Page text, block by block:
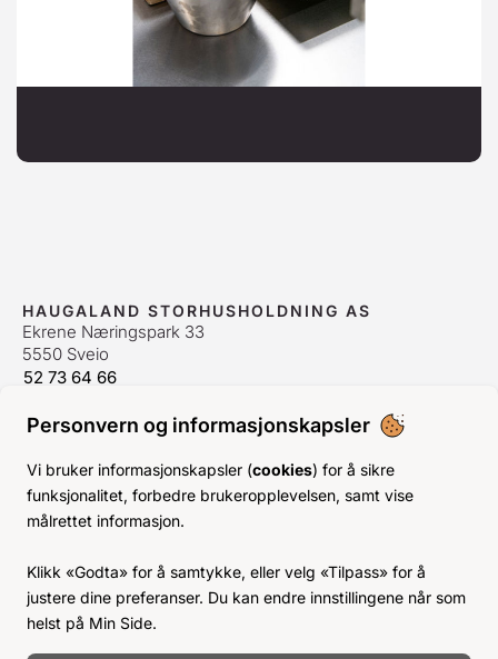
Personvern og informasjonskapsler
Vi bruker informasjonskapsler (cookies) for å sikre
funksjonalitet, forbedre brukeropplevelsen, samt vise
målrettet informasjon.
Klikk «Godta» for å samtykke, eller velg «Tilpass» for å
justere dine preferanser. Du kan endre innstillingene når som
helst på Min Side.
HAUGALAND STORHUSHOLDNING AS
Ekrene Næringspark 33
5550 Sveio
52 73 64 66
ÅPNINGSTIDER
Man-Fre:07–15
Lør-Søn: Stengt
Helligdager:Stengt
KJØPSVILKÅR
BLI KUNDE